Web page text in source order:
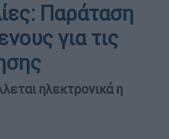
Παράταση
για τις
ηλεκτρονικά η